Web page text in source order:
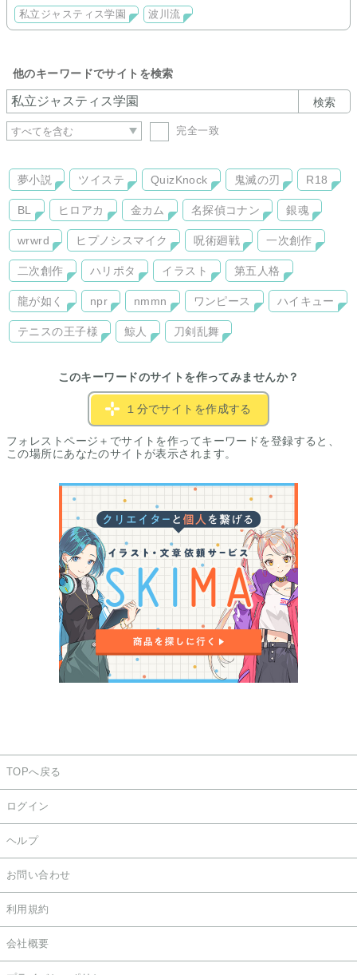
私立ジャスティス学園 波川流
他のキーワードでサイトを検索
検索
完全一致
夢小説 ツイステ QuizKnock 鬼滅の刃 R18
BL ヒロアカ 金カム 名探偵コナン 銀魂
wrwrd ヒプノシスマイク 呪術廻戦 一次創作
二次創作 ハリポタ イラスト 第五人格
龍が如く npr nmmn ワンピース ハイキュー
テニスの王子様 鯨人 刀剣乱舞
このキーワードのサイトを作ってみませんか？
１分でサイトを作成する
フォレストページ＋でサイトを作ってキーワードを登録すると、
この場所にあなたのサイトが表示されます。
TOPへ戻る
ログイン
ヘルプ
お問い合わせ
利用規約
会社概要